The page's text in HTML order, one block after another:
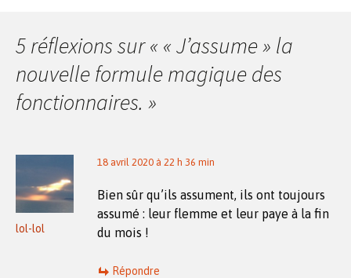
articles
5 réflexions sur « « J’assume » la
nouvelle formule magique des
fonctionnaires. »
lol-lol
18 avril 2020 à 22 h 36 min
Bien sûr qu’ils assument, ils ont toujours
assumé : leur flemme et leur paye à la fin
du mois !
Répondre